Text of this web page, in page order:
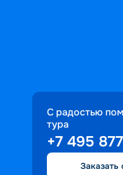
С радостью
тура
+7 495
Заказать